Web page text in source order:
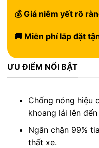
💰 Giá niêm yết rõ
🚚 Miễn phí lắp đặt
ƯU ĐIỂM NỔI BẬT
Chống nóng hiệu
khoang lái lên đến
Ngăn chặn 99%
thất xe.